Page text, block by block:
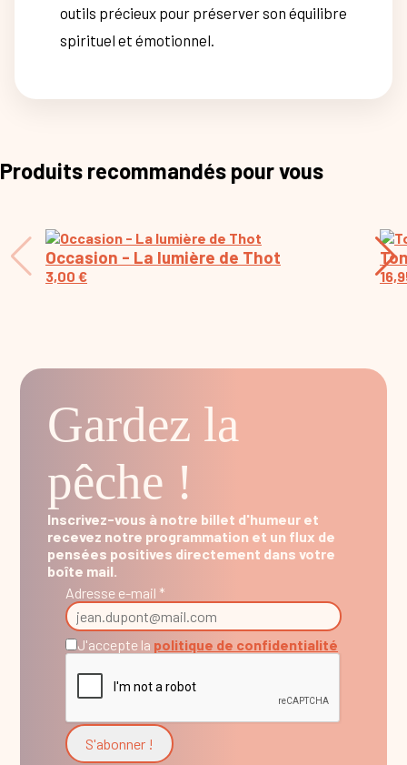
outils précieux pour préserver son équilibre
spirituel et émotionnel.
Produits recommandés pour vous
Occasion - La lumière de Thot
3,00 €
Gardez la
pêche !
Inscrivez-vous à notre billet d'humeur et
recevez notre programmation et un flux de
pensées positives directement dans votre
boîte mail.
Adresse e-mail *
J'accepte la politique de confidentialité